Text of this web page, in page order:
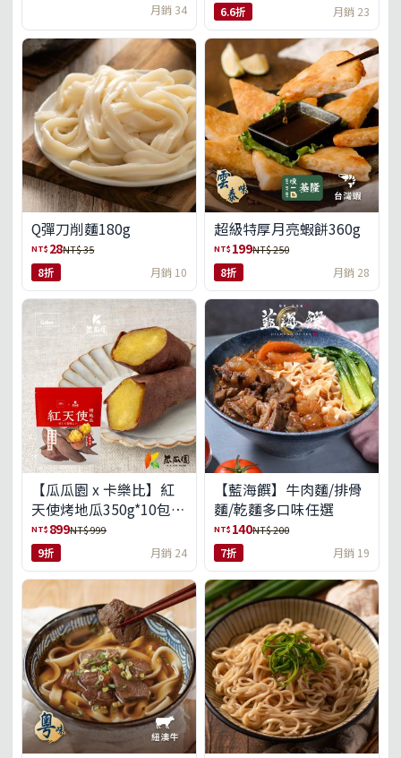
月銷 34 6.6折 月銷 23
Q彈刀削麵180g
NT$ 28NT$ 35
8折 月銷 10
超級特厚月亮蝦餅360g
NT$ 199NT$ 250
8折 月銷 28
【瓜瓜園 x 卡樂比】紅
天使烤地瓜350g*10包
(免運組)
NT$ 899NT$ 999
9折 月銷 24
【藍海饌】牛肉麵/排骨
麵/乾麵多口味任選
NT$ 140NT$ 200
7折 月銷 19